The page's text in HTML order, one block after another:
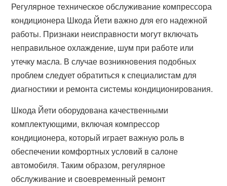
Регулярное техническое обслуживание компрессора
кондиционера Шкода Йети важно для его надежной
работы. Признаки неисправности могут включать
неправильное охлаждение, шум при работе или
утечку масла. В случае возникновения подобных
проблем следует обратиться к специалистам для
диагностики и ремонта системы кондиционирования.
Шкода Йети оборудована качественными
комплектующими, включая компрессор
кондиционера, который играет важную роль в
обеспечении комфортных условий в салоне
автомобиля. Таким образом, регулярное
обслуживание и своевременный ремонт